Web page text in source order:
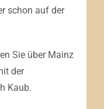
schon auf der
Sie über Mainz
der
Kaub.